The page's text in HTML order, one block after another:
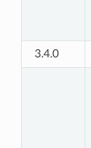
3.4.0